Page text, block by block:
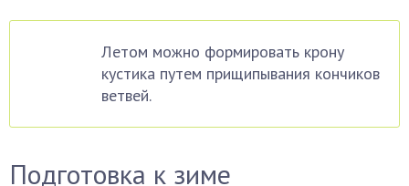
Летом можно формировать крону
кустика путем прищипывания кончиков
ветвей.
Подготовка к зиме